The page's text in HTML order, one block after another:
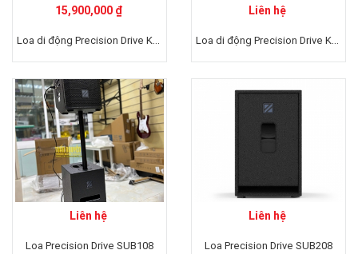
15,900,000 ₫
Loa di động Precision Drive K8 Plus
Liên hệ
Loa di động Precision Drive K10
Liên hệ
Loa Precision Drive SUB108
Liên hệ
Loa Precision Drive SUB208